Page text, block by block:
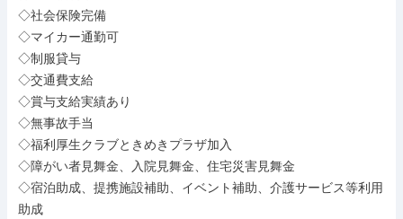
◇社会保険完備
◇マイカー通勤可
◇制服貸与
◇交通費支給
◇賞与支給実績あり
◇無事故手当
◇福利厚生クラブときめきプラザ加入
◇障がい者見舞金、入院見舞金、住宅災害見舞金
◇宿泊助成、提携施設補助、イベント補助、介護サービス等利用
助成